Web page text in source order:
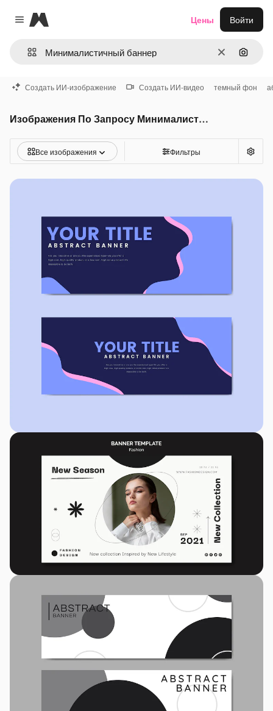
Close menu
Magnific
ОчиститьПоиск
Цены Войти
Создать ИИ-изображение Создать ИИ-видео темный фон
Изображения По Запросу Минималистичный баннер
Все изображения Фильтры